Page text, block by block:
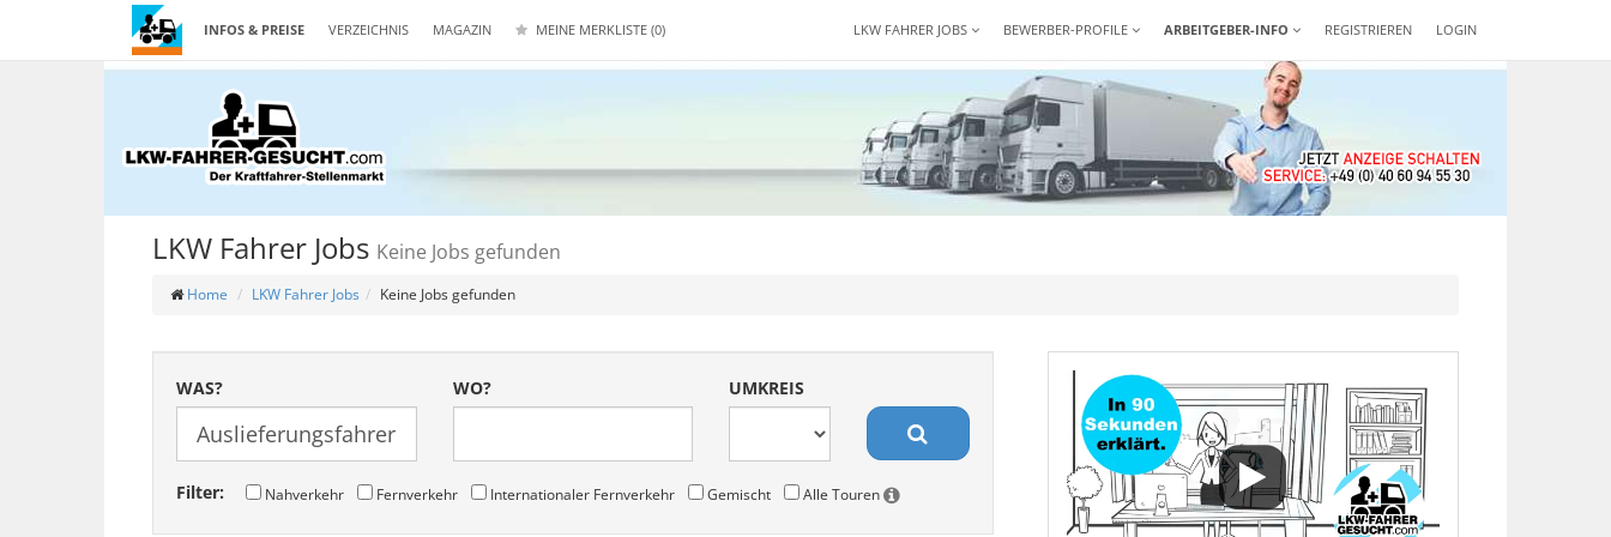
INFOS & PREISE VERZEICHNIS MAGAZIN MEINE MERKLISTE (0) REGISTRIEREN LOGIN
LKW FAHRER JOBS BEWERBER-PROFILE ARBEITGEBER-INFO
LKW Fahrer Jobs Keine Jobs gefunden
Home LKW Fahrer Jobs Keine Jobs gefunden
WAS? WO? UMKREIS
Filter: Nahverkehr Fernverkehr Internationaler Fernverkehr Gemischt Alle Touren